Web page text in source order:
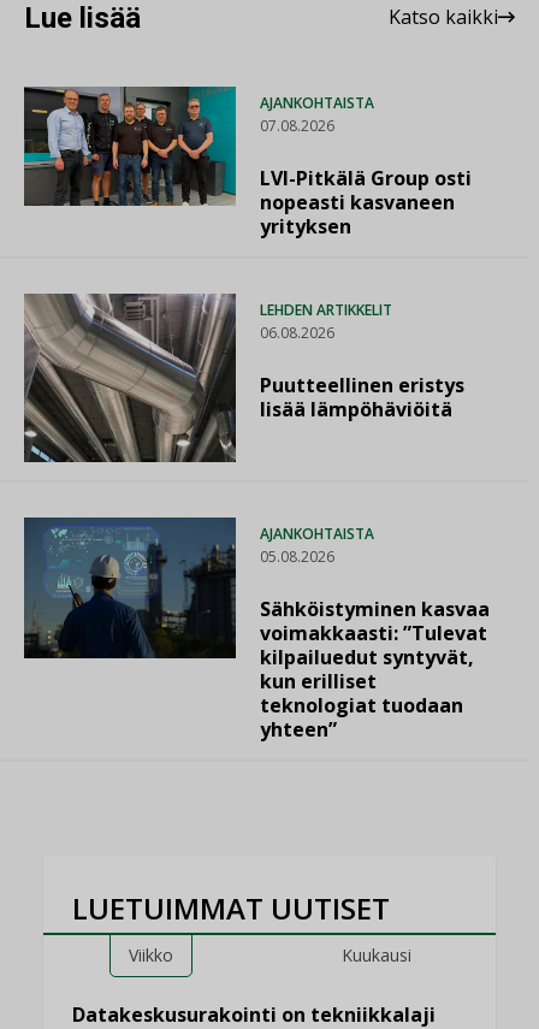
Lue lisää Katso kaikki
AJANKOHTAISTA
07.08.2026
LVI-Pitkälä Group osti
nopeasti kasvaneen
yrityksen
LEHDEN ARTIKKELIT
06.08.2026
Puutteellinen eristys
lisää lämpöhäviöitä
AJANKOHTAISTA
05.08.2026
Sähköistyminen kasvaa
voimakkaasti: ”Tulevat
kilpailuedut syntyvät,
kun erilliset
teknologiat tuodaan
yhteen”
LUETUIMMAT UUTISET
Viikko Kuukausi
Datakeskusurakointi on tekniikkalaji